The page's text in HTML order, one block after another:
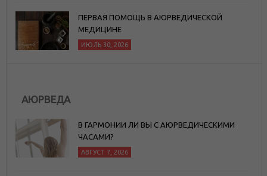
ПЕРВАЯ ПОМОЩЬ В АЮРВЕДИЧЕСКОЙ
МЕДИЦИНЕ
ИЮЛЬ 30, 2026
АЮРВЕДА
В ГАРМОНИИ ЛИ ВЫ С АЮРВЕДИЧЕСКИМИ
ЧАСАМИ?
АВГУСТ 7, 2026